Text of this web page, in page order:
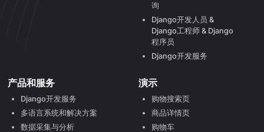
询
Django开发人员 &
Django工程师 & Django
程序员
Django开发服务
产品和服务
Django开发服务
多语言系统和解决方案
数据采集与分析
演示
购物搜索页
商品详情页
购物车